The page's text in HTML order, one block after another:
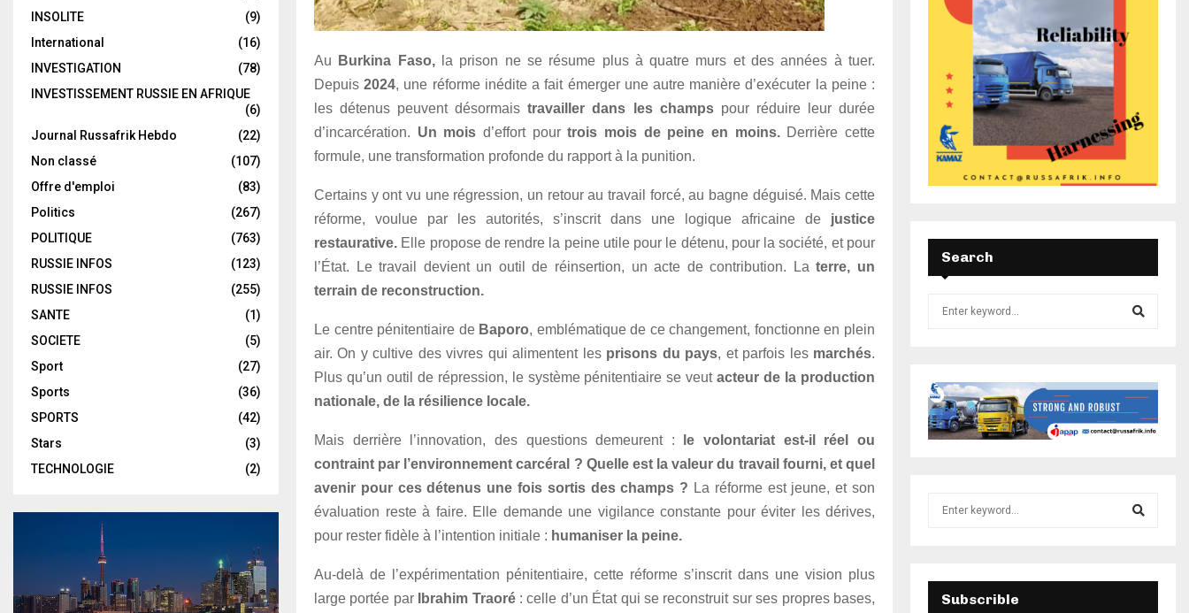
Au Burkina Faso,la prison ne se résume plus à quatre murs et des années à tuer.
Depuis2024, une réforme inédite a fait émerger une autre manière d’exécuter la peine :
les détenus peuvent désormaistravailler dans les champspour réduire leur durée
d’incarcération. Un mois d’effort pourtrois mois de peine en moins.Derrière cette
formule, une transformation profonde du rapport à la punition.
Certains y ont vu une régression, un retour au travail forcé, au bagne déguisé. Mais cette
réforme, voulue par les autorités, s’inscrit dans une logique africaine de justice
restaurative. Elle propose de rendre la peine utile pour le détenu, pour la société, et pour
l’État. Le travail devient un outil de réinsertion, un acte de contribution. La terre, un
terrain de reconstruction.
Le centre pénitentiaire de Baporo, emblématique de ce changement, fonctionne en plein
air. On y cultive des vivres qui alimentent les prisons du pays, et parfois les marchés.
Plus qu’un outil de répression, le système pénitentiaire se veutacteur de la production
nationale, de la résilience locale.
Mais derrière l’innovation, des questions demeurent : le volontariat est-il réel ou
contraint par l’environnement carcéral ? Quelle est la valeur du travail fourni, et quel
avenir pour ces détenus une fois sortis des champs ? La réforme est jeune, et son
évaluation reste à faire. Elle demande une vigilance constante pour éviter les dérives,
pour rester fidèle à l’intention initiale : humaniser la peine.
Au-delà de l’expérimentation pénitentiaire, cette réforme s’inscrit dans une vision plus
large portée par
Ibrahim Traoré: celle d’un État qui se reconstruit sur ses propres bases,
INSOLITE
(9)
International
(16)
INVESTIGATION
(78)
INVESTISSEMENT RUSSIE EN AFRIQUE
(6)
Journal Russafrik Hebdo
(22)
Non classé
(107)
Offre d'emploi
(83)
Politics
(267)
POLITIQUE
(763)
RUSSIE INFOS
(123)
RUSSIE INFOS
(255)
SANTE
(1)
SOCIETE
(5)
Sport
(27)
Sports
(36)
SPORTS
(42)
Stars
(3)
TECHNOLOGIE
(2)
Search
Subscrible